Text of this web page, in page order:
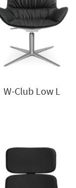
W-Club Low L